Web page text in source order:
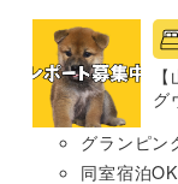
グ
グランピン
同室宿泊OK